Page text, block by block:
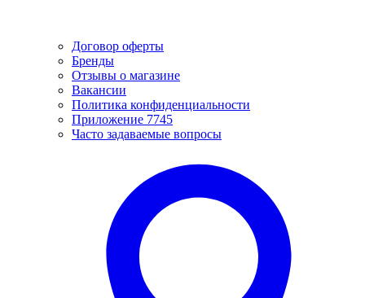
Договор оферты
Бренды
Отзывы о магазине
Вакансии
Политика конфиденциальности
Приложение 7745
Часто задаваемые вопросы